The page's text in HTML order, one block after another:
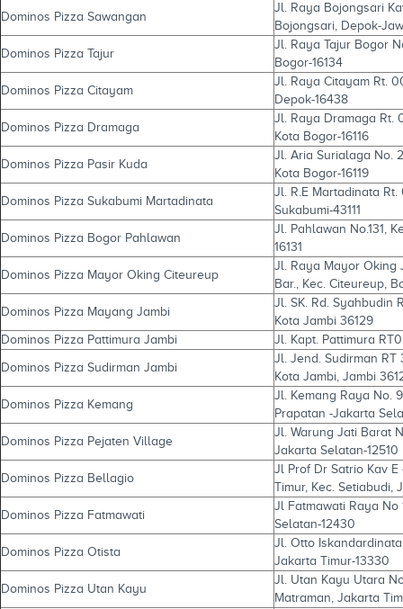
Dominos Pizza Sawangan
Jl. Raya Bojongsari
Bojongsari, Depok-
Dominos Pizza Tajur
Jl. Raya Tajur Bogor
Bogor-16134
Dominos Pizza Citayam
Jl. Raya Citayam Rt.
Depok-16438
Dominos Pizza Dramaga
Jl. Raya Dramaga Rt.
Kota Bogor-16116
Dominos Pizza Pasir Kuda
Jl. Aria Surialaga No.
Kota Bogor-16119
Dominos Pizza Sukabumi Martadinata
Jl. R.E Martadinata
Sukabumi-43111
Dominos Pizza Bogor Pahlawan
Jl. Pahlawan No.131,
16131
Dominos Pizza Mayor Oking Citeureup
Jl. Raya Mayor Oking
Bar., Kec. Citeureup,
Dominos Pizza Mayang Jambi
Jl. SK. Rd. Syahbudin
Kota Jambi 36129
Dominos Pizza Pattimura Jambi
Jl. Kapt. Pattimura
Dominos Pizza Sudirman Jambi
Jl. Jend. Sudirman RT
Kota Jambi, Jambi
Dominos Pizza Kemang
Jl. Kemang Raya No.
Prapatan -Jakarta
Dominos Pizza Pejaten Village
Jl. Warung Jati Barat
Jakarta Selatan-12510
Dominos Pizza Bellagio
Jl Prof Dr Satrio Kav
Timur, Kec. Setiabudi,
Dominos Pizza Fatmawati
Jl Fatmawati Raya No
Selatan-12430
Dominos Pizza Otista
Jl. Otto
Jakarta Timur-13330
Dominos Pizza Utan Kayu
Jl. Utan Kayu Utara
Matraman, Jakarta